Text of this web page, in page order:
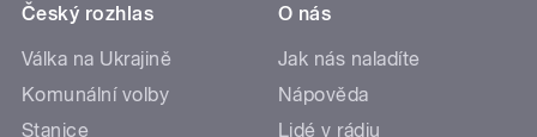
Český rozhlas
Válka na Ukrajině
Komunální volby
Stanice
O nás
Jak nás naladíte
Nápověda
Lidé v rádiu